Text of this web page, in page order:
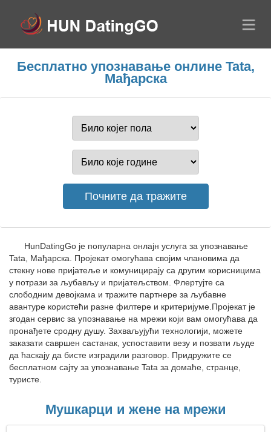
Бесплатно упознавање онлине Tata,
Мађарска
HunDatingGo је популарна онлајн услуга за упознавање
Tata, Мађарска. Пројекат омогућава својим члановима да
стекну нове пријатеље и комуницирају са другим корисницима
у потрази за љубављу и пријатељством. Флертујте са
слободним девојкама и тражите партнере за љубавне
авантуре користећи разне филтере и критеријуме.Пројекат је
згодан сервис за упознавање на мрежи који вам омогућава да
пронађете сродну душу. Захваљујући технологији, можете
заказати савршен састанак, успоставити везу и позвати људе
да ћаскају да бисте изградили разговор. Придружите се
бесплатном сајту за упознавање Tata за домаће, странце,
туристе.
Мушкарци и жене на мрежи